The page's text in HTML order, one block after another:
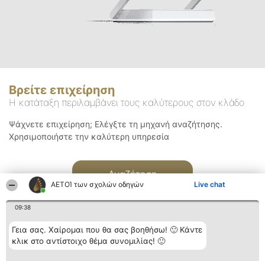
ΑΕΤΟΊ των σχολών οδηγών Live chat
09:38
Γεια σας. Χαίρομαι που θα σας βοηθήσω! 🙂 Κάντε
κλικ στο αντίστοιχο θέμα συνομιλίας! 🙂
Βρείτε επιχείρηση
Η κατάταξη περιλαμβάνει τους καλύτερους στον κλάδο
Ψάχνετε επιχείρηση; Ελέγξτε τη μηχανή αναζήτησης.
Χρησιμοποιήστε την καλύτερη υπηρεσία
Αναζήτηση